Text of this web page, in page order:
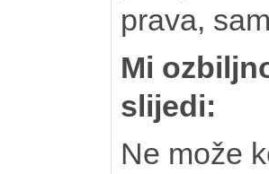
prava,
Mi
slijedi:
Ne može